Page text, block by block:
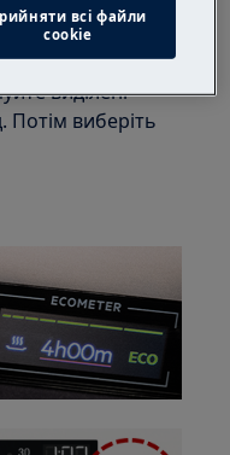
програми.
старт або існуючу
виділені
Потім виберіть
всі файли
сookie